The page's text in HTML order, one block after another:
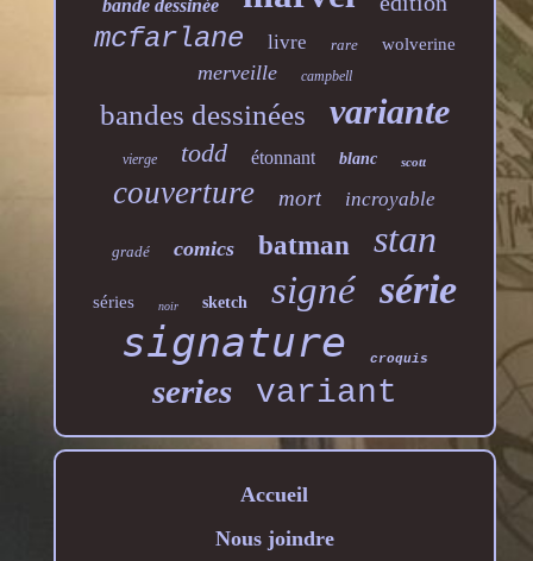
bande dessinée
mcfarlane livre rare wolverine
merveille campbell
bandes dessinées variante
vierge todd étonnant blanc scott
couverture mort incroyable
gradé comics batman stan
séries noir sketch signé série
signature croquis
series variant
Accueil
Nous joindre